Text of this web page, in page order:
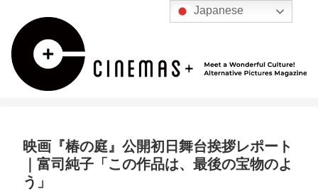
映画『椿の庭』公開初日舞台挨拶レポート
｜富司純子「この作品は、最後の宝物のよ
う」
Japanese